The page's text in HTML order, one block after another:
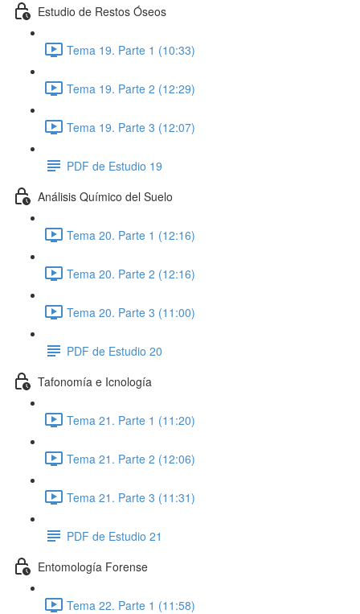
Estudio de Restos Óseos
Tema 19. Parte 1 (10:33)
Tema 19. Parte 2 (12:29)
Tema 19. Parte 3 (12:07)
PDF de Estudio 19
Análisis Químico del Suelo
Tema 20. Parte 1 (12:16)
Tema 20. Parte 2 (12:16)
Tema 20. Parte 3 (11:00)
PDF de Estudio 20
Tafonomía e Icnología
Tema 21. Parte 1 (11:20)
Tema 21. Parte 2 (12:06)
Tema 21. Parte 3 (11:31)
PDF de Estudio 21
Entomología Forense
Tema 22. Parte 1 (11:58)